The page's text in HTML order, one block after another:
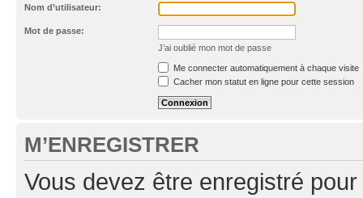
Nom d’utilisateur:
Mot de passe:
J’ai oublié mon mot de passe
Me connecter automatiquement à chaque visite
Cacher mon statut en ligne pour cette session
M’ENREGISTRER
Vous devez être enregistré